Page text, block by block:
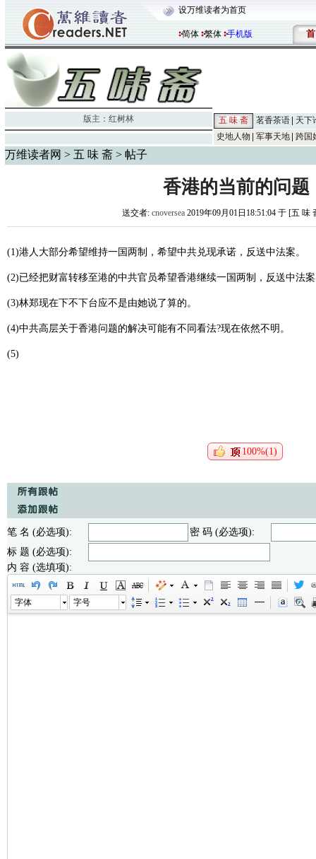
设万维读者为首页
简体 繁体 手机版 首
版主： 红树林 五 味 斋 茗香茶语
天下
史地人物
军事天地 跨国
万维读者网 > 五 味 斋 > 帖子
香港的当前的问题
送交者: cnoversea 2019年09月01日18:51:04 于 [五 味
(1)港人大部分希望维持一国两制，希望中共兑现承诺，反送中法案。
(2)已经把财富转移至港的中共官员希望香港继续一国两制，反送中法
(3)林郑现在下不下台应不是由她说了算的。
(4)中共高层关于香港问题的解决可能有不同看法?现在依然不明。
(5)
100%(1)
笔 名 (必选项):
密 码 (必选项):
标 题 (必选项):
内 容 (选填项):
字体 字号